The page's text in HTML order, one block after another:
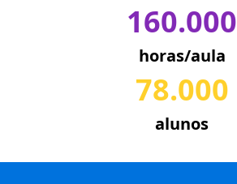
160.000
horas/aula
78.000
alunos